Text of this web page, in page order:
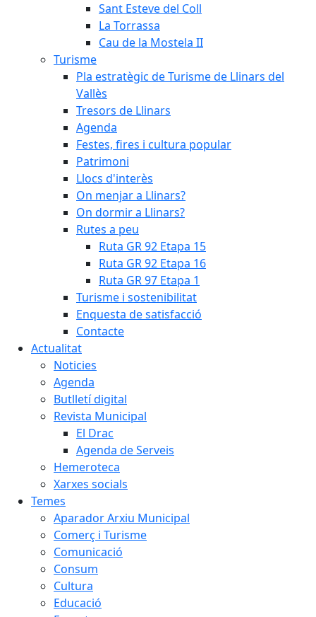
Sant Esteve del Coll
La Torrassa
Cau de la Mostela II
Turisme
Pla estratègic de Turisme de Llinars del
Vallès
Tresors de Llinars
Agenda
Festes, fires i cultura popular
Patrimoni
Llocs d'interès
On menjar a Llinars?
On dormir a Llinars?
Rutes a peu
Ruta GR 92 Etapa 15
Ruta GR 92 Etapa 16
Ruta GR 97 Etapa 1
Turisme i sostenibilitat
Enquesta de satisfacció
Contacte
Actualitat
Noticies
Agenda
Butlletí digital
Revista Municipal
El Drac
Agenda de Serveis
Hemeroteca
Xarxes socials
Temes
Aparador Arxiu Municipal
Comerç i Turisme
Comunicació
Consum
Cultura
Educació